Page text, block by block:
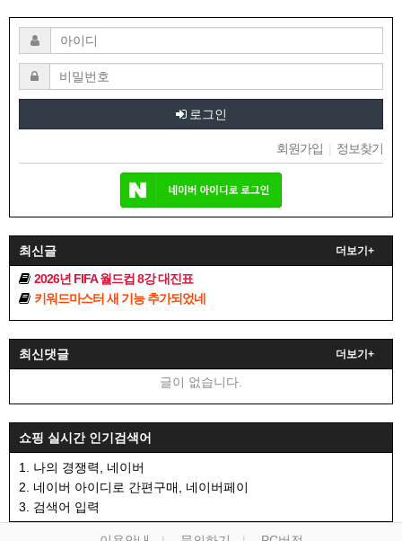
로그인
회원가입 | 정보찾기
최신글 더보기+
2026년 FIFA 월드컵 8강 대진표
키워드마스터 새 기능 추가되었네
최신댓글 더보기+
글이 없습니다.
쇼핑 실시간 인기검색어
1. 나의 경쟁력, 네이버
2. 네이버 아이디로 간편구매, 네이버페이
3. 검색어 입력